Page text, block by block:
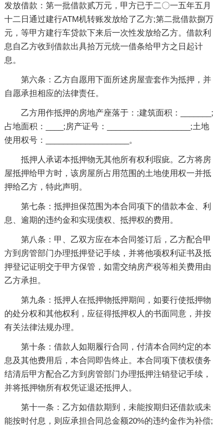
发放借款：第一批借款贰万元，甲方已于二〇一五年五月
十二日通过建行ATM机转账发放给了乙方;第二批借款捌万
元，等甲方建行车贷款下来后一次性发放给乙方。借款利
息自乙方收到借款出具拾万元统一借条给甲方之日起计
息。
第六条：乙方自愿用下面所述房屋壹套作为抵押，并
自愿承担相应的法律责任。
乙方用作抵押的房地产座落于：;建筑面积：_______;
占地面积：____;房产证号：___________________;土地
使用权号：___________________。
抵押人承诺本抵押物无其他所有权利瑕疵。乙方将房
屋抵押给甲方时，该房屋所占用范围的土地使用权一并抵
押给乙方，特此声明。
第七条：抵押担保范围为本合同项下的借款本金、利
息、逾期的违约金和实现债权、抵押权的费用。
第八条：甲、乙双方应在本合同签订后，乙方配合甲
方到房管部门办理抵押登记手续，并将他项权利证书及抵
押登记证明交于甲方保管，如需交纳房产税等相关费用由
乙方承担。
第九条：抵押人在抵押物抵押期间，如要行使抵押物
的处分权和其他权利，应征得抵押权人的书面同意，并按
有关法律法规办理。
第十条：借款人如期履行合同，付清本合同约定的本
息及其他费用后，本合同即告终止。本合同项下债权债务
结清后甲方配合乙方到房管部门办理抵押注销登记手续，
并将抵押物所有权凭证退还抵押人。
第十一条：乙方如借款期到，未能按期归还借款或未
能按时付息，则应承担合同总金额20%的违约金作为补偿;